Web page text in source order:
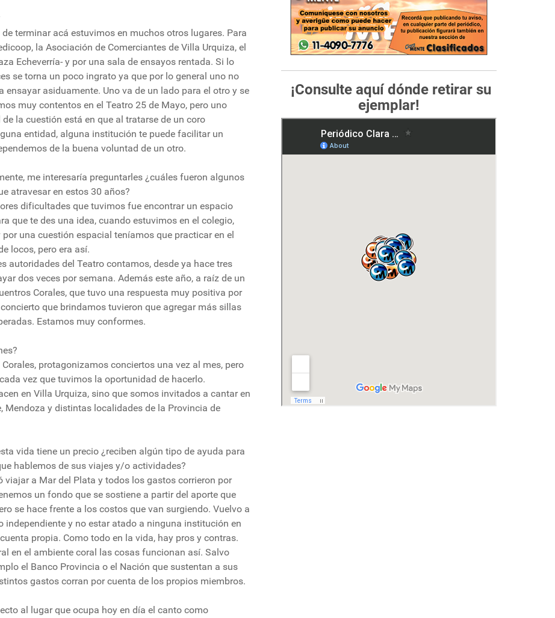
terminar acá estuvimos en muchos otros lugares. Para
la Asociación de Comerciantes de Villa Urquiza, el
Echeverría- y por una sala de ensayos rentada. Si lo
se torna un poco ingrato ya que por lo general uno no
asiduamente. Uno va de un lado para el otro y se
muy contentos en el Teatro 25 de Mayo, pero uno
la cuestión está en que al tratarse de un coro
entidad, alguna institución te puede facilitar un
de la buena voluntad de un otro.
me interesaría preguntarles ¿cuáles fueron algunos
atravesar en estos 30 años?
dificultades que tuvimos fue encontrar un espacio
que te des una idea, cuando estuvimos en el colegio,
una cuestión espacial teníamos que practicar en el
locos, pero era así.
autoridades del Teatro contamos, desde ya hace tres
dos veces por semana. Además este año, a raíz de un
Corales, que tuvo una respuesta muy positiva por
que brindamos tuvieron que agregar más sillas
Estamos muy conformes.
protagonizamos conciertos una vez al mes, pero
vez que tuvimos la oportunidad de hacerlo.
en Villa Urquiza, sino que somos invitados a cantar en
Mendoza y distintas localidades de la Provincia de
vida tiene un precio ¿reciben algún tipo de ayuda para
hablemos de sus viajes y/o actividades?
a Mar del Plata y todos los gastos corrieron por
un fondo que se sostiene a partir del aporte que
se hace frente a los costos que van surgiendo. Vuelvo a
independiente y no estar atado a ninguna institución en
propia. Como todo en la vida, hay pros y contras.
en el ambiente coral las cosas funcionan así. Salvo
el Banco Provincia o el Nación que sustentan a sus
gastos corran por cuenta de los propios miembros.
al lugar que ocupa hoy en día el canto como
¡Consulte aquí dónde retirar su
ejemplar!